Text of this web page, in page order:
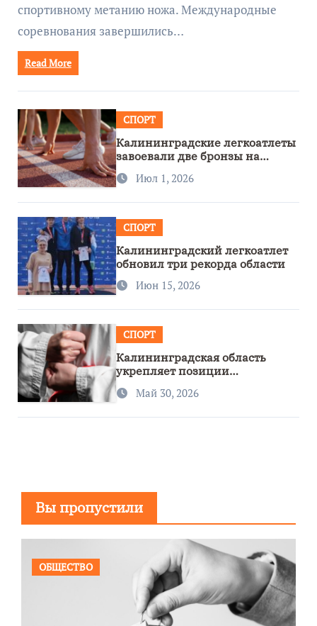
спортивному метанию ножа. Международные
соревнования завершились…
Read More
СПОРТ
Калининградские легкоатлеты
завоевали две бронзы на
первенстве России
Июл 1, 2026
СПОРТ
Калининградский легкоатлет
обновил три рекорда области
Июн 15, 2026
СПОРТ
Калининградская область
укрепляет позиции
спортивного региона
Май 30, 2026
Вы пропустили
ОБЩЕСТВО